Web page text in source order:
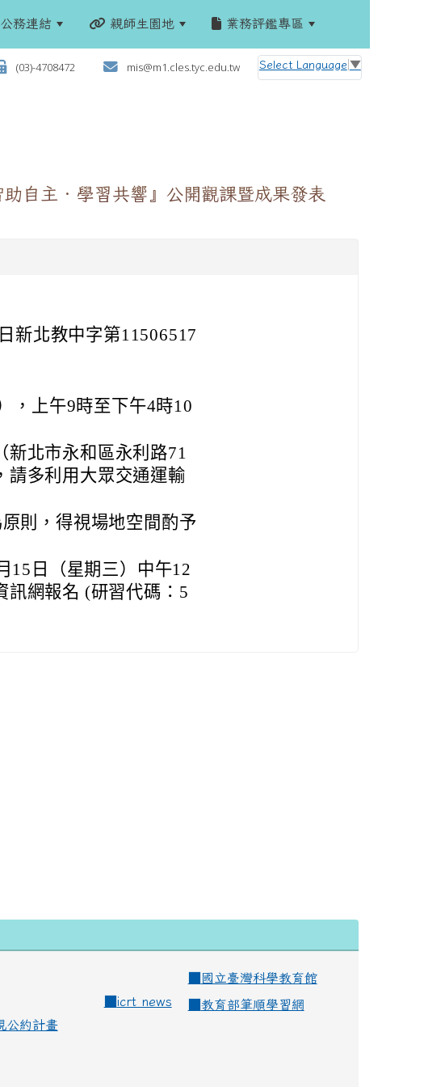
務連結 親師生園地 業務評鑑專區
(03)-4708472 mis@m1.cles.tyc.edu.tw Select Language ▼
自主‧學習共響』公開觀課暨成果發表
新北教中字第11506517
，上午9時至下午4時10
新北市永和區永利路71
請多利用大眾交通運輸
則，得視場地空間酌予
15日（星期三）中午12
訊網報名 (研習代碼：5
國立臺灣科學教育館
icrt news
教育部筆順學習網
公約計畫